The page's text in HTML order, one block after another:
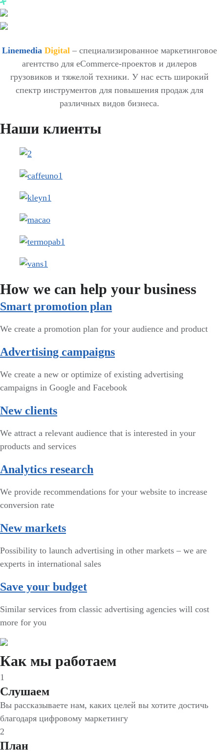
Linemedia Digital – специализированное маркетинговое
агентство для eCommerce-проектов и дилеров
грузовиков и тяжелой техники. У нас есть широкий
спектр инструментов для повышения продаж для
различных видов бизнеса.
Наши клиенты
How we can help your business
Smart promotion plan​
We create a promotion plan for your audience and product
Advertising campaigns
We create a new or optimize of existing advertising
campaigns in Google and Facebook
New clients
We attract a relevant audience that is interested in your
products and services
Analytics research
We provide recommendations for your website to increase
conversion rate
New markets
Possibility to launch advertising in other markets – we are
experts in international sales
Save your budget
Similar services from classic advertising agencies will cost
more for you
Как мы работаем
1
Слушаем
Вы рассказываете нам, каких целей вы хотите достичь
благодаря цифровому маркетингу
2
План